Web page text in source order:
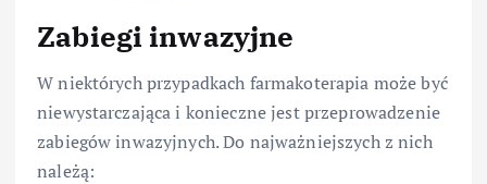
Zabiegi inwazyjne
W niektórych przypadkach farmakoterapia może być
niewystarczająca i konieczne jest przeprowadzenie
zabiegów inwazyjnych. Do najważniejszych z nich
należą: